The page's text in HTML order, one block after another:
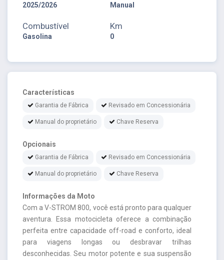
2025/2026 Manual
Combustível
Gasolina
Km
0
Características
Garantia de Fábrica Revisado em Concessionária
Manual do proprietário Chave Reserva
Opcionais
Garantia de Fábrica Revisado em Concessionária
Manual do proprietário Chave Reserva
Informações da Moto
Com a V-STROM 800, você está pronto para qualquer
aventura. Essa motocicleta oferece a combinação
perfeita entre capacidade off-road e conforto, ideal
para viagens longas ou desbravar trilhas
desconhecidas. Seu motor potente e sua suspensão